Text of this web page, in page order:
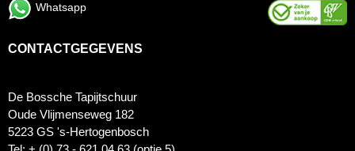
Whatsapp
CONTACTGEGEVENS
De Bossche Tapijtschuur
Oude Vlijmenseweg 182
5223 GS 's-Hertogenbosch